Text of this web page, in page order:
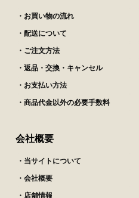
・お買い物の流れ
・配送について
・ご注文方法
・返品・交換・キャンセル
・お支払い方法
・商品代金以外の必要手数料
会社概要
・当サイトについて
・会社概要
・店舗情報